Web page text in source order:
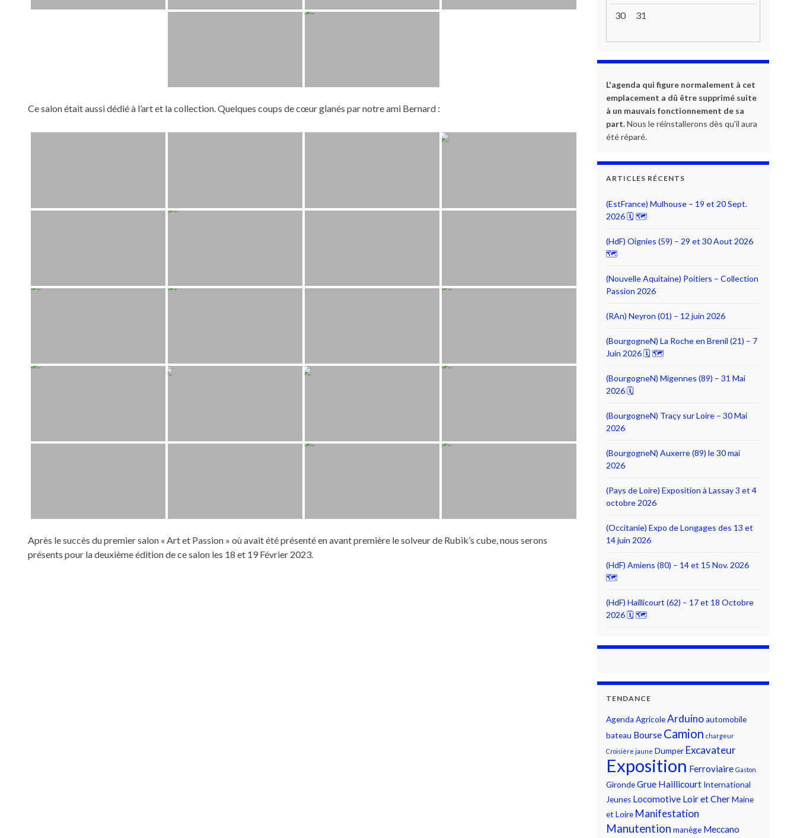
Ce salon était aussi dédié à l’art et la collection. Quelques coups de cœur glanés par notre ami Bernard :
Après le succès du premier salon « Art et Passion » où avait été présenté en avant première le solveur de Rubik’s cube, nous serons
présents pour la deuxième édition de ce salon les 18 et 19 Février 2023.
30 31
L'agenda qui figure normalement à cet
emplacement a dû être supprimé suite
à un mauvais fonctionnement de sa
part.Nous le réinstallerons dès qu'il aura
été réparé.
ARTICLES RÉCENTS
(EstFrance) Mulhouse – 19 et 20 Sept.
2026 🗓 🗺
(HdF) Oignies (59) – 29 et 30 Aout 2026
🗺
(Nouvelle Aquitaine) Poitiers – Collection
Passion 2026
(RAn) Neyron (01) – 12 juin 2026
(BourgogneN) La Roche en Brenil (21) – 7
Juin 2026 🗓 🗺
(BourgogneN) Migennes (89) – 31 Mai
2026 🗓
(BourgogneN) Traçy sur Loire – 30 Mai
2026
(BourgogneN) Auxerre (89) le 30 mai
2026
(Pays de Loire) Exposition à Lassay 3 et 4
octobre 2026
(Occitanie) Expo de Longages des 13 et
14 juin 2026
(HdF) Amiens (80) – 14 et 15 Nov. 2026
🗺
(HdF) Haillicourt (62) – 17 et 18 Octobre
2026 🗓 🗺
TENDANCE
Agenda AgricoleArduinoautomobile
bateau Bourse Camion chargeur
Croisière jaune Dumper Excavateur
Exposition Ferroviaire Gaston
GirondeGrue Haillicourt International
Jeunes Locomotive Loir et CherMaine
et Loire Manifestation
Manutention manège Meccano